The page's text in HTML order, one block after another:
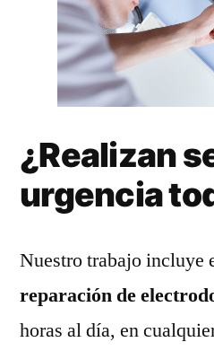
¿Realizan
urgencia
Nuestro trabajo incluye
reparación de
horas al día, en